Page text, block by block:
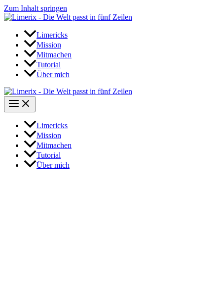
Zum Inhalt springen
Limericks
Mission
Mitmachen
Tutorial
Über mich
Limericks
Mission
Mitmachen
Tutorial
Über mich